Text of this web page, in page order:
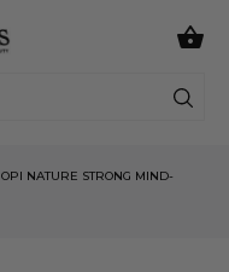

OPI NATURE STRONG MIND-